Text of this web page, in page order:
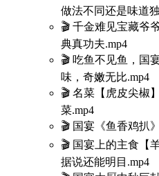
做法不同还是味道
🎬 千金难见宝藏爷
典真功夫.mp4
🎬 吃鱼不见鱼，国
味，奇嫩无比.mp4
🎬 名菜【虎皮尖椒
菜.mp4
🎬 国宴《鱼香鸡扒
🎬 国宴上的主食【
据说还能明目.mp4